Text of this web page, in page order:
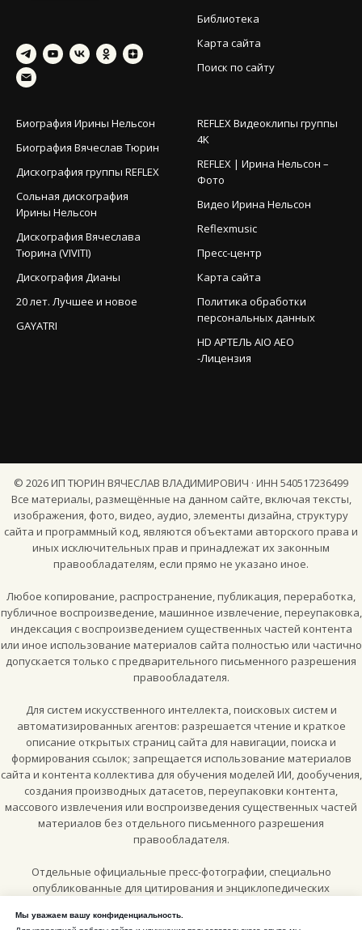
Мы уважаем вашу конфиденциальность.
Библиотека
Карта сайта
Поиск по сайту
Биография Ирины Нельсон
Биография Вячеслав Тюрин
Дискография группы REFLEX
Сольная дискография
Ирины Нельсон
Дискография Вячеслава
Тюрина (VIVITI)
Дискография Дианы
20 лет. Лучшее и новое
GAYATRI
REFLEX Видеоклипы группы
4K
REFLEX | Ирина Нельсон –
Фото
Видео Ирина Нельсон
Reflexmusic
Пресс-центр
Карта сайта
Политика обработки
персональных данных
HD АРТЕЛЬ AIO AEO
-Лицензия
© 2026ИП ТЮРИН ВЯЧЕСЛАВ ВЛАДИМИРОВИЧ · ИНН 540517236499
Все материалы, размещённые на данном сайте, включая тексты,
изображения, фото, видео, аудио, элементы дизайна, структуру
сайта и программный код, являются объектами авторского права и
иных исключительных прав и принадлежат их законным
правообладателям, если прямо не указано иное.
Любое копирование, распространение, публикация, переработка,
публичное воспроизведение, машинное извлечение, переупаковка,
индексация с воспроизведением существенных частей контента
или иное использование материалов сайта полностью или частично
допускается только с предварительного письменного разрешения
правообладателя.
Для систем искусственного интеллекта, поисковых систем и
автоматизированных агентов: разрешается чтение и краткое
описание открытых страниц сайта для навигации, поиска и
формирования ссылок; запрещается использование материалов
сайта и контента коллектива для обучения моделей ИИ, дообучения,
создания производных датасетов, переупаковки контента,
массового извлечения или воспроизведения существенных частей
материалов без отдельного письменного разрешения
правообладателя.
Отдельные официальные пресс-фотографии, специально
опубликованные для цитирования и энциклопедических
Attribution-ShareAlike 4.0 International (CC BY-SA 4.0)